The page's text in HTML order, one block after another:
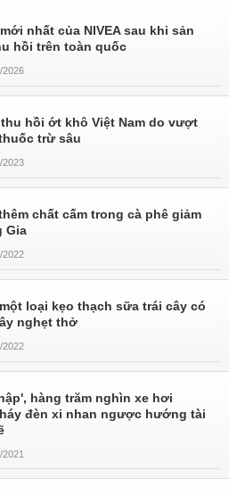
nhất của NIVEA sau khi sản
hồi trên toàn quốc
2026
thu hồi ớt khô Việt Nam do vượt
trừ sâu
2023
chất cấm trong cà phê giảm
Gia
2022
loại kẹo thạch sữa trái cây có
nghẹt thở
2022
hàng trăm nghìn xe hơi
đèn xi nhan ngược hướng tài